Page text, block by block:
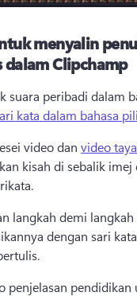
menyalin
dalam Clipchamp
suara peribadi dalam
kata dalam bahasa
video dan video
kisah di sebalik
langkah demi
dengan sari
penjelasan pendidikan